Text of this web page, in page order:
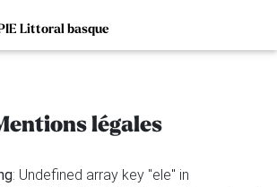
Littoral basque
légales
: Undefined array key "ele" in